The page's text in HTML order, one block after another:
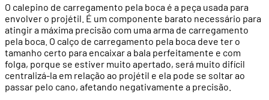
O calepino de carregamento pela boca é a peça usada para
envolver o projétil. É um componente barato necessário para
atingir a máxima precisão com uma arma de carregamento
pela boca. O calço de carregamento pela boca deve ter o
tamanho certo para encaixar a bala perfeitamente e com
folga, porque se estiver muito apertado, será muito difícil
centralizá-la em relação ao projétil e ela pode se soltar ao
passar pelo cano, afetando negativamente a precisão.